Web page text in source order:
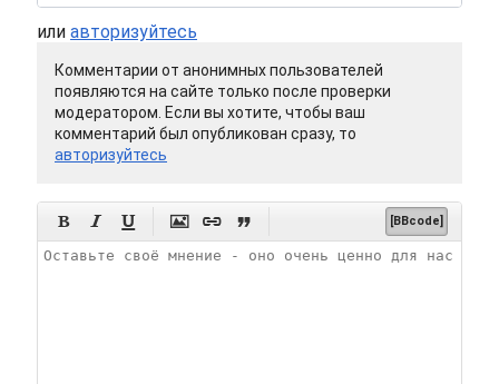
или авторизуйтесь
Комментарии от анонимных пользователей
появляются на сайте только после проверки
модератором. Если вы хотите, чтобы ваш
комментарий был опубликован сразу, то
авторизуйтесь
      [BBcode]